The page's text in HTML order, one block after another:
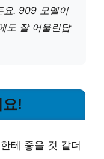
요. 909 모델이
도 잘 어울린답
!
테 좋을 것 같더